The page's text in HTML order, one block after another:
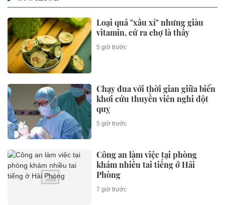
Loại quả "xấu xí" nhưng giàu
vitamin, cứ ra chợ là thấy
5 giờ trước
Chạy đua với thời gian giữa biển
khơi cứu thuyền viên nghi đột
quỵ
5 giờ trước
Công an làm việc tại phòng
khám nhiều tai tiếng ở Hải
Phòng
7 giờ trước